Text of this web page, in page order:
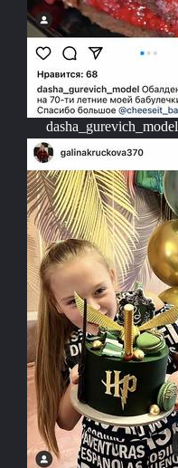
dasha_gurevich_model